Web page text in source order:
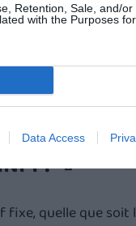
Retention, Sale, and/or
with the Purposes
Data Access
? 💸
fixe, quelle que soit